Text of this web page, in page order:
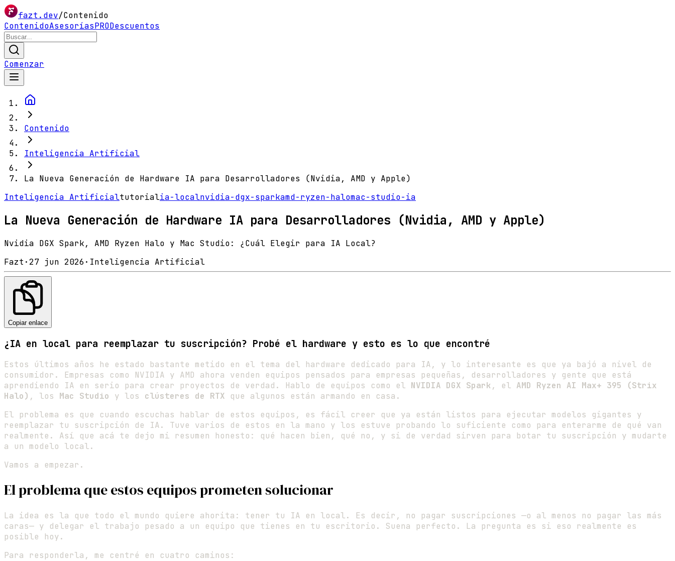
fazt.dev/Contenido
ContenidoAsesoríasPRODescuentos
Comenzar
Contenido
Inteligencia Artificial
La Nueva Generación de Hardware IA para Desarrolladores (Nvidia, AMD y Apple)
Inteligencia Artificialtutorialia-localnvidia-dgx-sparkamd-ryzen-halomac-studio-ia
La Nueva Generación de Hardware IA para Desarrolladores (Nvidia, AMD y Apple)
Nvidia DGX Spark, AMD Ryzen Halo y Mac Studio: ¿Cuál Elegir para IA Local?
Fazt ·27 jun 2026· Inteligencia Artificial
Copiar enlace
¿IA en local para reemplazar tu suscripción? Probé el hardware y esto es lo que encontré
Estos últimos años he estado bastante metido en el tema del hardware dedicado para IA, y lo interesante es que ya bajó a nivel de
consumidor. Empresas como NVIDIA y AMD ahora venden equipos pensados para empresas pequeñas, desarrolladores y gente que está
aprendiendo IA en serio para crear proyectos de verdad. Hablo de equipos como el NVIDIA DGX Spark, el AMD Ryzen AI Max+ 395 (Strix
Halo) , los Mac Studio y los clústeres de RTX que algunos están armando en casa.
El problema es que cuando escuchas hablar de estos equipos, es fácil creer que ya están listos para ejecutar modelos gigantes y
reemplazar tu suscripción de IA. Tuve varios de estos en la mano y los estuve probando lo suficiente como para enterarme de qué van
realmente. Así que acá te dejo mi resumen honesto: qué hacen bien, qué no, y si de verdad sirven para botar tu suscripción y mudarte
a un modelo local.
Vamos a empezar.
El problema que estos equipos prometen solucionar
La idea es la que todo el mundo quiere ahorita: tener tu IA en local. Es decir, no pagar suscripciones —o al menos no pagar las más
caras— y delegar el trabajo pesado a un equipo que tienes en tu escritorio. Suena perfecto. La pregunta es si eso realmente es
posible hoy.
Para responderla, me centré en cuatro caminos: